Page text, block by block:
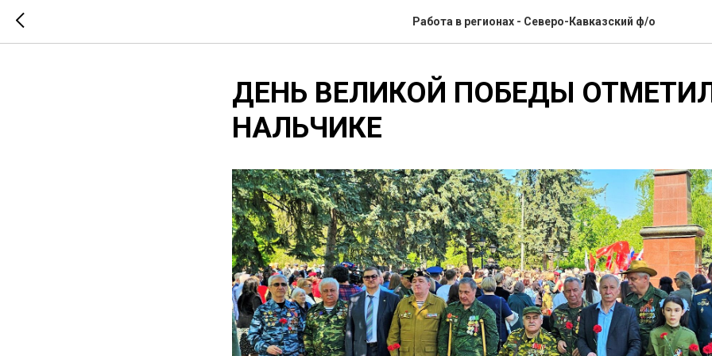
Работа в регионах - Северо-Кавказский ф/о
ДЕНЬ ВЕЛИКОЙ ПОБЕДЫ
НАЛЬЧИКЕ